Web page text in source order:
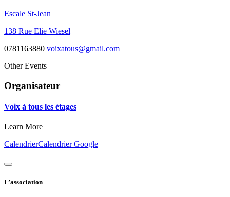
Escale St-Jean
138 Rue Elie Wiesel
0781163880 voixatous@gmail.com
Other Events
Organisateur
Voix à tous les étages
Learn More
CalendrierCalendrier Google
L’association